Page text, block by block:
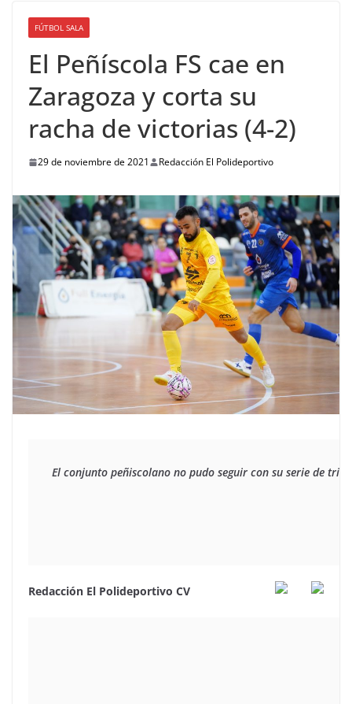
FÚTBOL SALA
El Peñíscola FS cae en
Zaragoza y corta su
racha de victorias (4-2)
29 de noviembre de 2021 Redacción El Polideportivo
El conjunto peñiscolano no pudo seguir con su serie de
Redacción El Polideportivo CV